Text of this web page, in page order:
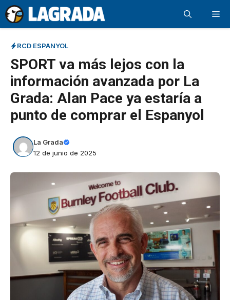
Saltar
al
contenido
RCD ESPANYOL
SPORT va más lejos con la
información avanzada por La
Grada: Alan Pace ya estaría a
punto de comprar el Espanyol
La Grada
12 de junio de 2025